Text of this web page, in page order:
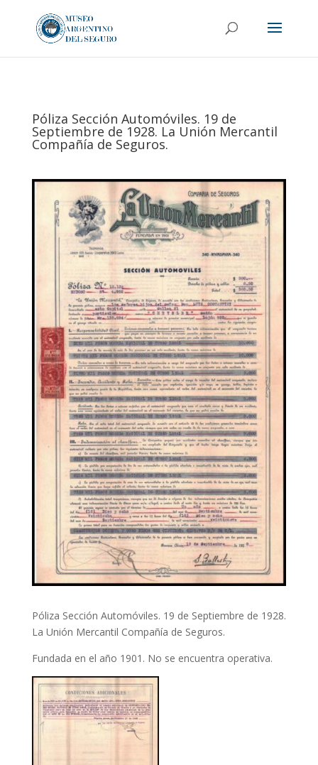
Póliza Sección Automóviles. 19 de
Septiembre de 1928. La Unión Mercantil
Compañía de Seguros.
Póliza Sección Automóviles. 19 de Septiembre de 1928.
La Unión Mercantil Compañía de Seguros.
Fundada en el año 1901. No se encuentra operativa.